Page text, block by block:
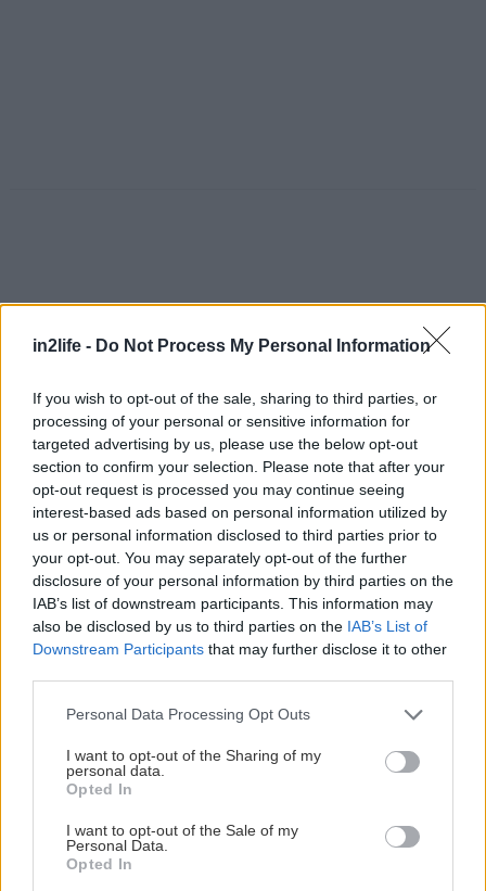
in2life - Do Not Process My Personal Information
If you wish to opt-out of the sale, sharing to third parties, or
processing of your personal or sensitive information for
targeted advertising by us, please use the below opt-out
section to confirm your selection. Please note that after your
opt-out request is processed you may continue seeing
interest-based ads based on personal information utilized by
us or personal information disclosed to third parties prior to
your opt-out. You may separately opt-out of the further
disclosure of your personal information by third parties on the
IAB’s list of downstream participants. This information may
also be disclosed by us to third parties on the IAB’s List of
Downstream Participants that may further disclose it to other
Please note that this website/app uses one or more Google
not limited to your visit or usage behaviour. You may click to
grant or deny consent to Google and its third-party tags to
use your data for below specified purposes in below Google
consent section.
Personal Data Processing Opt Outs
I want to opt-out of the Sharing of my
personal data.
Opted In
I want to opt-out of the Sale of my
Personal Data.
Opted In
Αναζήτηση
για...